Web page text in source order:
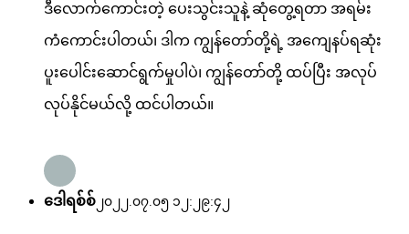
ဒီလောက်ကောင်းတဲ့ ပေးသွင်းသူနဲ့ ဆုံတွေ့ရတာ အရမ်း
ကံကောင်းပါတယ်၊ ဒါက ကျွန်တော်တို့ရဲ့ အကျေနပ်ရဆုံး
ပူးပေါင်းဆောင်ရွက်မှုပါပဲ၊ ကျွန်တော်တို့ ထပ်ပြီး အလုပ်
လုပ်နိုင်မယ်လို့ ထင်ပါတယ်။
ဒေါရစ်စ် ၂၀၂၂.၀၇.၀၅ ၁၂:၂၉:၄၂